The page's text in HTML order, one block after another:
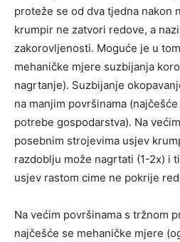
proteže se od dva tjedna nakon
krumpir ne zatvori redove, a
zakorovljenosti. Moguće je u
mehaničke mjere suzbijanja
nagrtanje). Suzbijanje
na manjim površinama
potrebe gospodarstva). Na
posebnim strojevima usjev
razdoblju može nagrtati (1-2x) i
usjev rastom cime ne pokrije
Na većim površinama s tržnom
najčešće se mehaničke mjere